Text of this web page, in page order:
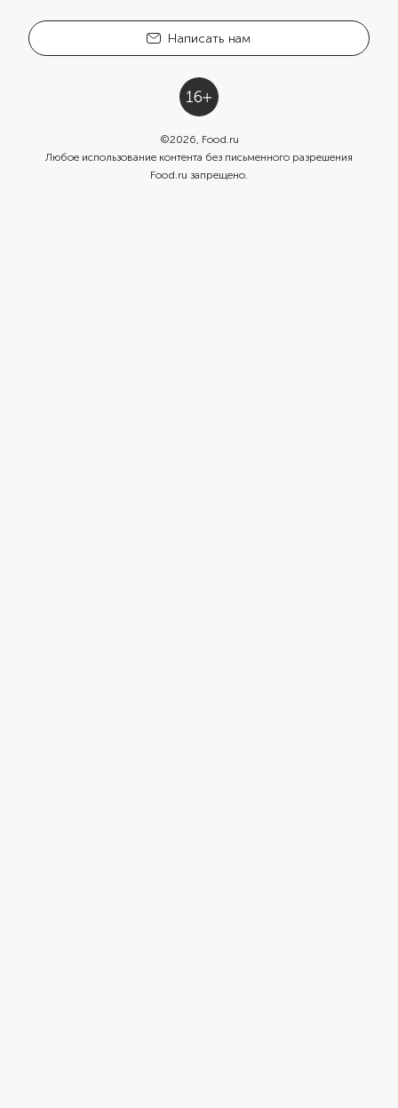
Написать нам
©2026, Food.ru
Любое использование контента без письменного разрешения
Food.ru запрещено.